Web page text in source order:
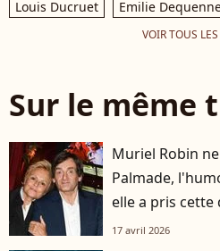
Louis Ducruet
Emilie
VOIR TOUS LES
Sur le même
Muriel Robin
Palmade,
elle a pris cette
17 avril 2026